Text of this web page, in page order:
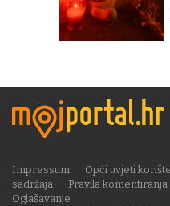
Impressum Opći uvjeti
sadržaja
Pravila komentiranja
Oglašavanje